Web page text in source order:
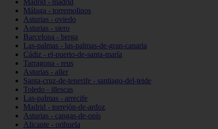
Madrid - madrid
Málaga - torremolinos
Asturias - oviedo
Asturias - siero
Barcelona - berga
Las-palmas - las-palmas-de-gran-canaria
Cádiz - el-puerto-de-santa-maría
Tarragona - reus
Asturias - aller
Santa-cruz-de-tenerife - santiago-del-teide
Toledo - illescas
Las-palmas - arrecife
Madrid - torrejón-de-ardoz
Asturias - cangas-de-onís
Alicante - orihuela